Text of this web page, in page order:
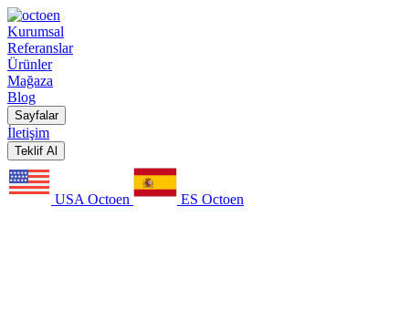
Kurumsal
Referanslar
Ürünler
Mağaza
Blog
Sayfalar
İletişim
Teklif Al
USA Octoen ES Octoen